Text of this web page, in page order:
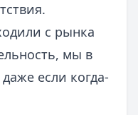
с рынка
мы в
если когда-